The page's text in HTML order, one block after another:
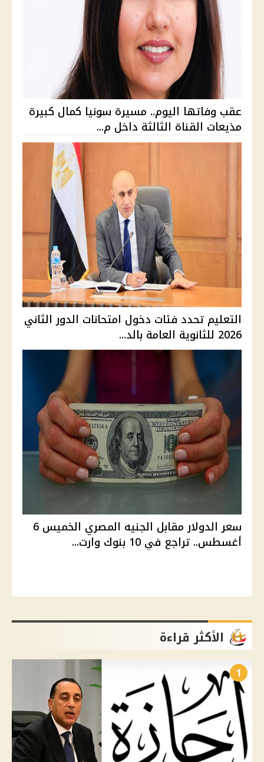
عقب وفاتها اليوم.. مسيرة سونيا كمال كبيرة
مذيعات القناة الثالثة داخل م...
التعليم تحدد فئات دخول امتحانات الدور الثاني
2026 للثانوية العامة بالد...
سعر الدولار مقابل الجنيه المصري الخميس 6
أغسطس.. تراجع في 10 بنوك وارت...
الأكثر قراءة
1